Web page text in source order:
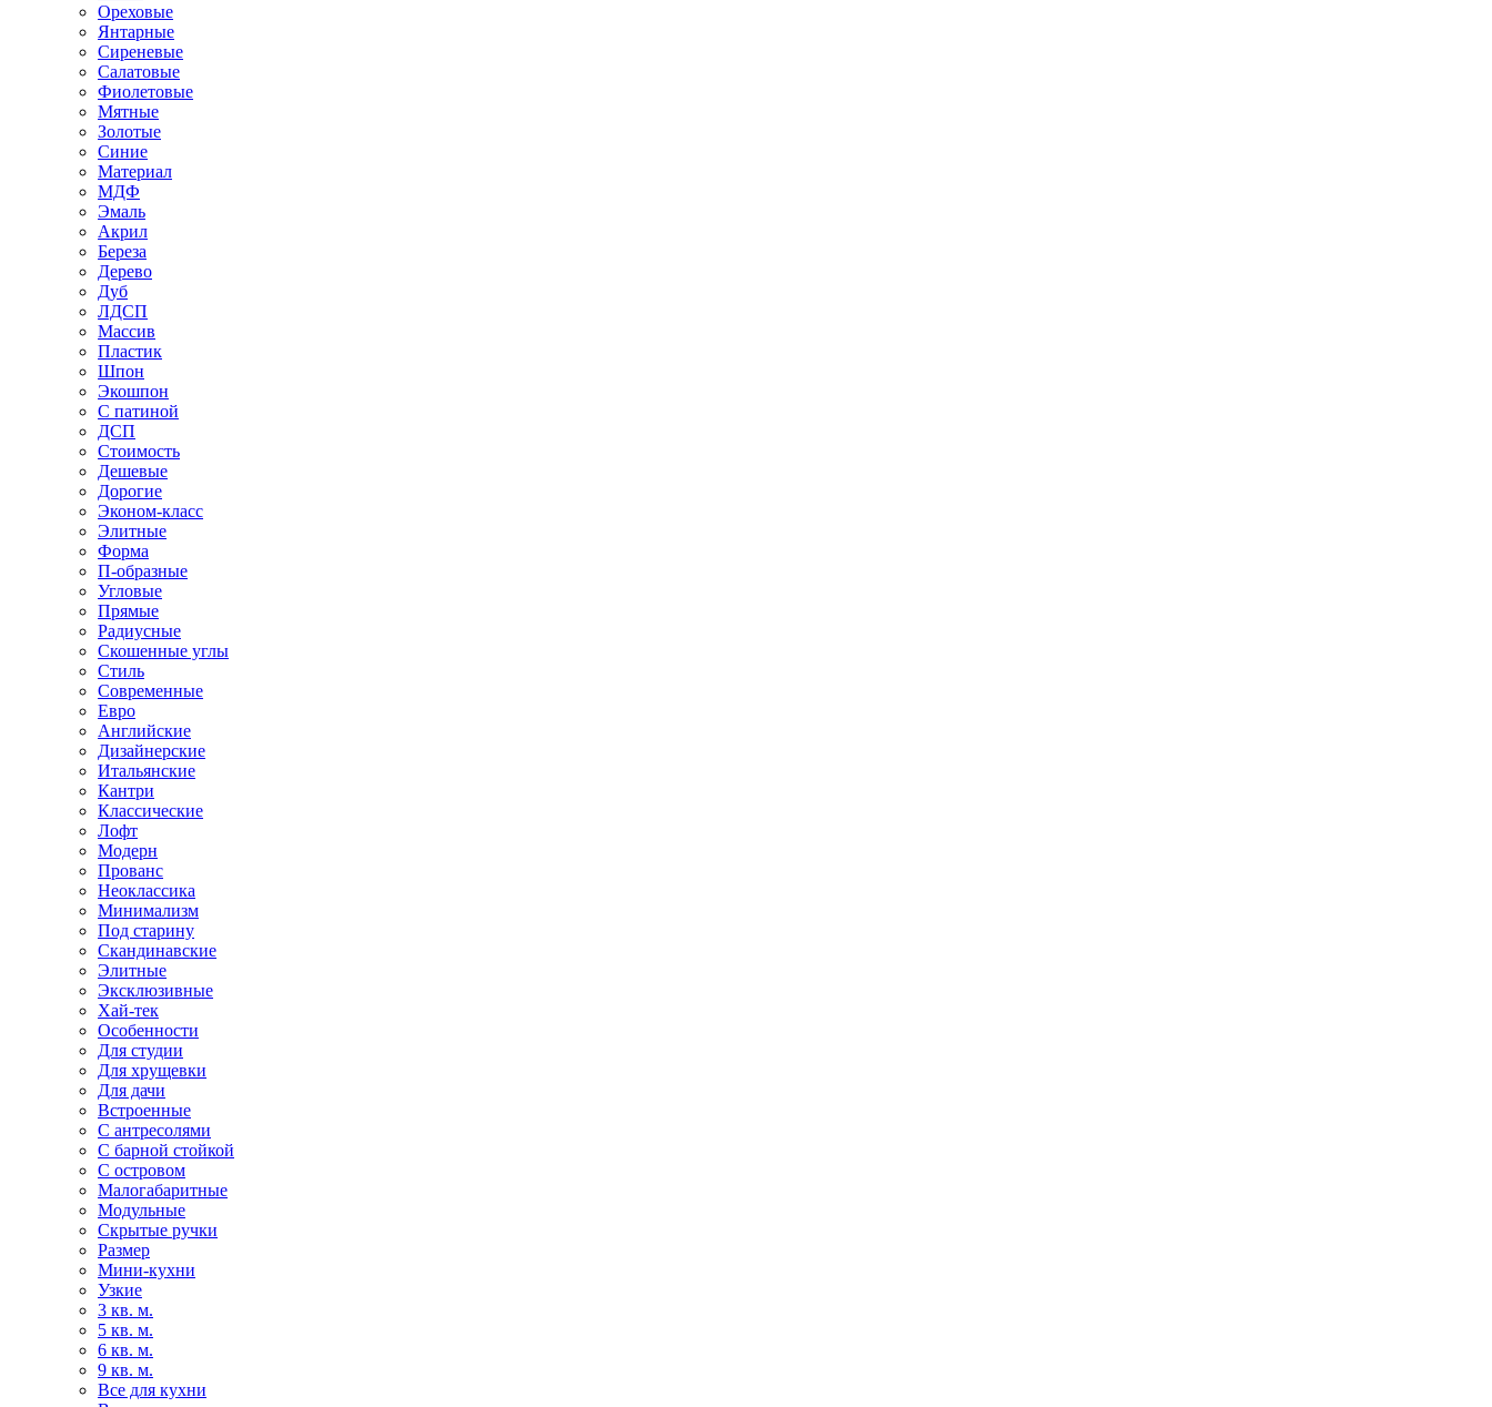
Ореховые
Янтарные
Сиреневые
Салатовые
Фиолетовые
Мятные
Золотые
Синие
Материал
МДФ
Эмаль
Акрил
Береза
Дерево
Дуб
ЛДСП
Массив
Пластик
Шпон
Экошпон
С патиной
ДСП
Стоимость
Дешевые
Дорогие
Эконом-класс
Элитные
Форма
П-образные
Угловые
Прямые
Радиусные
Скошенные углы
Стиль
Современные
Евро
Английские
Дизайнерские
Итальянские
Кантри
Классические
Лофт
Модерн
Прованс
Неоклассика
Минимализм
Под старину
Скандинавские
Элитные
Эксклюзивные
Хай-тек
Особенности
Для студии
Для хрущевки
Для дачи
Встроенные
С антресолями
С барной стойкой
С островом
Малогабаритные
Модульные
Скрытые ручки
Размер
Мини-кухни
Узкие
3 кв. м.
5 кв. м.
6 кв. м.
9 кв. м.
Все для кухни